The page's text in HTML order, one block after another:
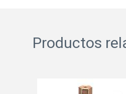
Productos